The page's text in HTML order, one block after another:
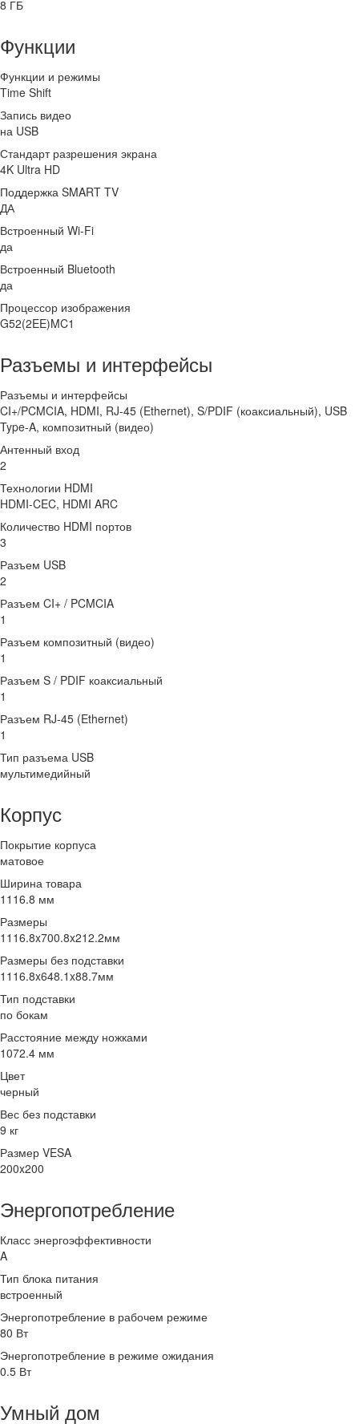
8 ГБ
Функции
Функции и режимы
Time Shift
Запись видео
на USB
Стандарт разрешения экрана
4K Ultra HD
Поддержка SMART TV
ДА
Встроенный Wi-Fi
да
Встроенный Bluetooth
да
Процессор изображения
G52(2EE)MC1
Разъемы и интерфейсы
Разъемы и интерфейсы
CI+/PCMCIA, HDMI, RJ-45 (Ethernet), S/PDIF (коаксиальный), USB
Type-A, композитный (видео)
Антенный вход
2
Технологии HDMI
HDMI-CEC, HDMI ARC
Количество HDMI портов
3
Разъем USB
2
Разъем CI+ / PCMCIA
1
Разъем композитный (видео)
1
Разъем S / PDIF коаксиальный
1
Разъем RJ-45 (Ethernet)
1
Тип разъема USB
мультимедийный
Корпус
Покрытие корпуса
матовое
Ширина товара
1116.8 мм
Размеры
1116.8x700.8x212.2мм
Размеры без подставки
1116.8x648.1x88.7мм
Тип подставки
по бокам
Расстояние между ножками
1072.4 мм
Цвет
черный
Вес без подставки
9 кг
Размер VESA
200x200
Энергопотребление
Класс энергоэффективности
A
Тип блока питания
встроенный
Энергопотребление в рабочем режиме
80 Вт
Энергопотребление в режиме ожидания
0.5 Вт
Умный дом